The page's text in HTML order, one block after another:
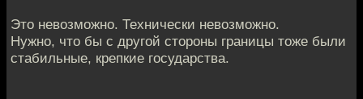
Это невозможно. Технически невозможно.
Нужно, что бы с другой стороны границы тоже были
стабильные, крепкие государства.